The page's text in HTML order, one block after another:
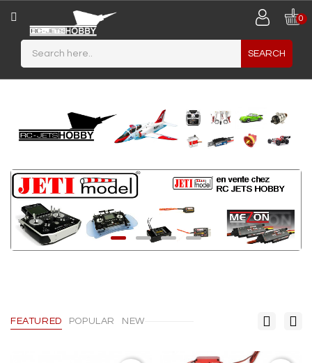
CATEGORY
JETS
MINIATURES
DE
CONSTRUCTION
AIRCRAFT
DUCTED
0
SEARCH
FEATURED POPULAR NEW